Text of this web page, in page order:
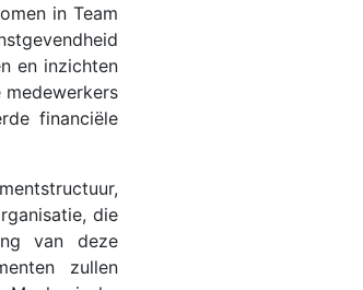
in Team
en inzichten
financiële
die
van deze
zullen